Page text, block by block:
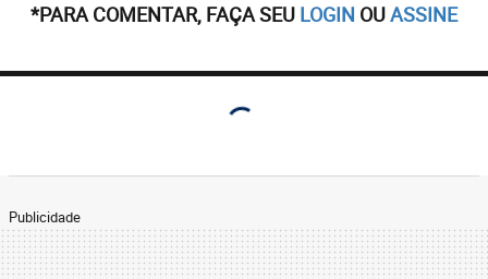
*PARA COMENTAR, FAÇA SEU LOGIN OUASSINE
Publicidade